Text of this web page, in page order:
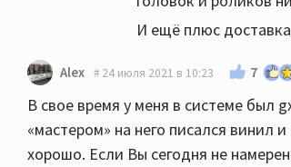
И ещё плюс
Alex 24 июля 2021 в 10:23 7
В свое время у меня в системе был
«мастером» на него писался винил
хорошо. Если Вы сегодня не